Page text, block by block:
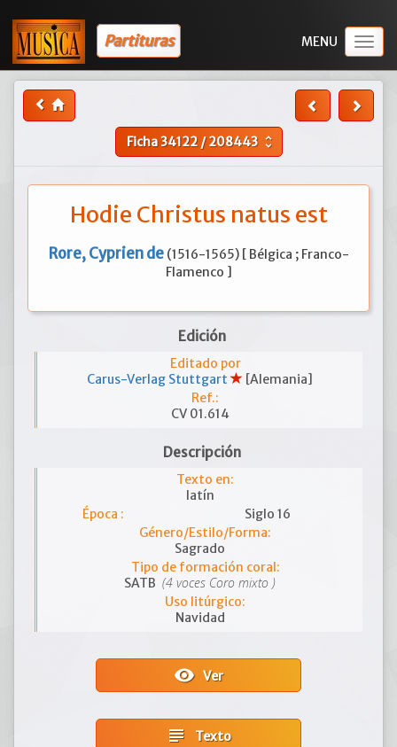
Partituras
Ficha34122/208443 unfold_more
Hodie Christus natus est
Rore, Cyprien de (1516-1565) [ Bélgica ; Franco-
Flamenco ]
Edición
Editado por
Carus-Verlag Stuttgart
[Alemania]
Ref.:
CV 01.614
Descripción
Texto en:
latín
Época :
Siglo 16
Género/Estilo/Forma:
Sagrado
Tipo de formación coral:
SATB (4 voces Coro mixto )
Uso litúrgico:
Navidad
visibility Ver
subject Texto